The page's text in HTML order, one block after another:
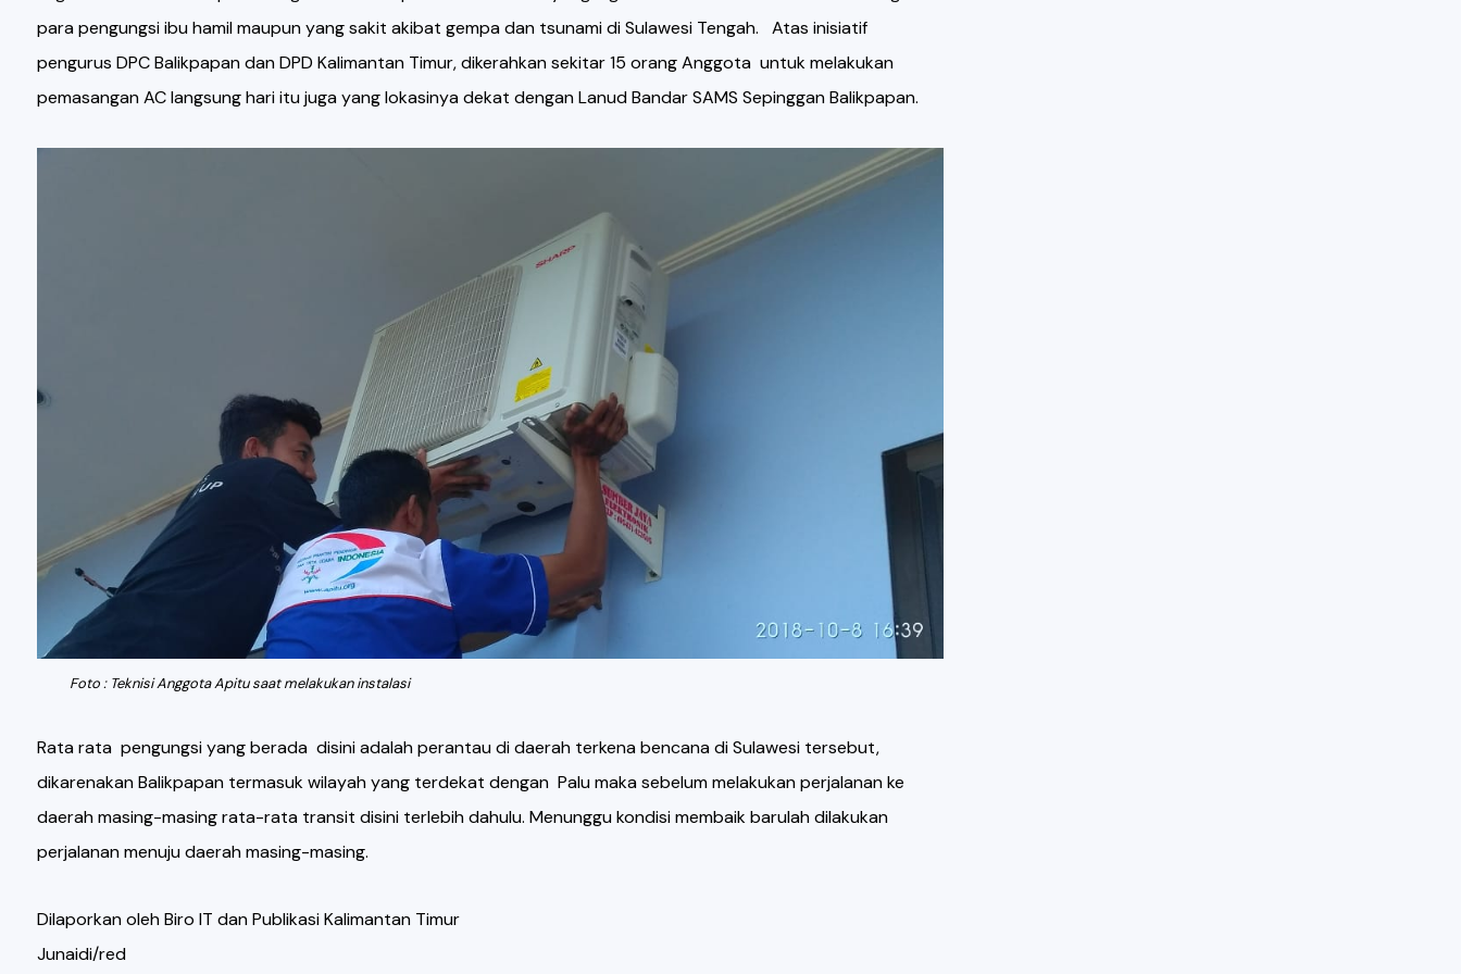
para pengungsi ibu hamil maupun yang sakit akibat gempa dan tsunami di Sulawesi Tengah. Atas inisiatif
pengurus DPC Balikpapan dan DPD Kalimantan Timur, dikerahkan sekitar 15 orang Anggota untuk melakukan
pemasangan AC langsung hari itu juga yang lokasinya dekat dengan Lanud Bandar SAMS Sepinggan Balikpapan.
Foto : Teknisi Anggota Apitu saat melakukan instalasi
Rata rata pengungsi yang berada disini adalah perantau di daerah terkena bencana di Sulawesi tersebut,
dikarenakan Balikpapan termasuk wilayah yang terdekat dengan Palu maka sebelum melakukan perjalanan ke
daerah masing-masing rata-rata transit disini terlebih dahulu. Menunggu kondisi membaik barulah dilakukan
perjalanan menuju daerah masing-masing.
Dilaporkan oleh Biro IT dan Publikasi Kalimantan Timur
Junaidi/red